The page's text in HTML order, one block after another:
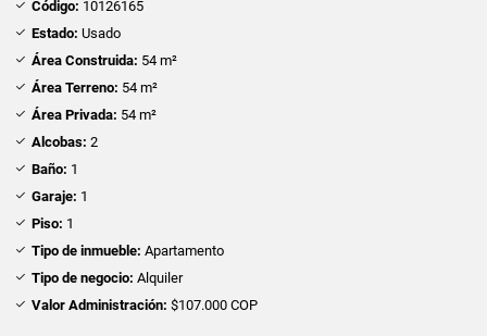
Código: 10126165
Estado: Usado
Área Construida: 54 m²
Área Terreno: 54 m²
Área Privada: 54 m²
Alcobas: 2
Baño: 1
Garaje: 1
Piso: 1
Tipo de inmueble: Apartamento
Tipo de negocio: Alquiler
Valor Administración: $107.000 COP